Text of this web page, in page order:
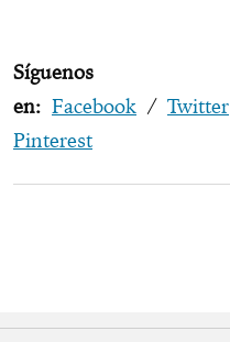
Síguenos
en: Facebook / Twitter
Pinterest